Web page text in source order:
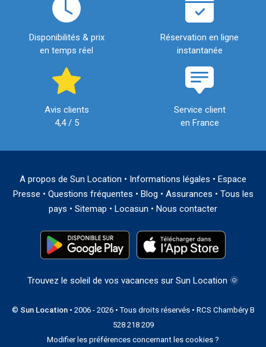
Disponibilités & prix
en temps réel
Réservation en ligne
instantanée
Avis clients
4,4 / 5
Service client
en France
A propos de Sun Location • Informations légales • Espace
Presse • Questions fréquentes • Blog • Assurances • Tous les
pays • Sitemap • Locasun • Nous contacter
Trouvez le soleil de vos vacances sur Sun Location 🌞
© Sun Location• 2006 - 2026 • Tous droits réservés • RCS Chambéry B
528 218 209
Modifier les préférences concernant les cookies ?